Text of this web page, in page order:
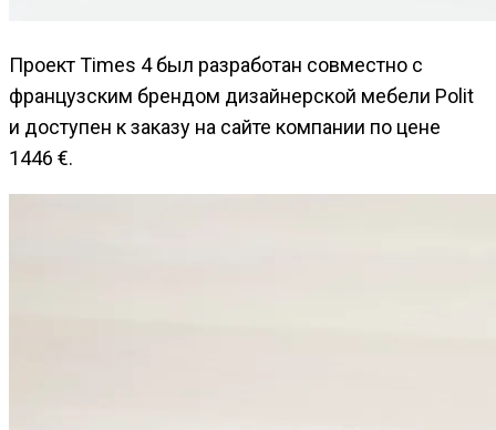
Проект Times 4 был разработан совместно с
французским брендом дизайнерской мебели Polit
и доступен к заказу на сайте компании по цене
1446 €.